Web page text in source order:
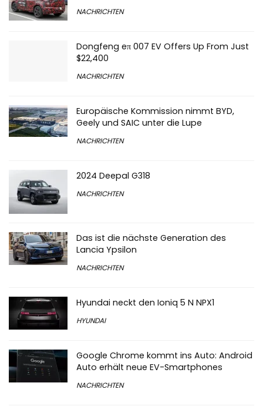
NACHRICHTEN
Dongfeng eπ 007 EV Offers Up From Just
$22,400
NACHRICHTEN
Europäische Kommission nimmt BYD,
Geely und SAIC unter die Lupe
NACHRICHTEN
2024 Deepal G318
NACHRICHTEN
Das ist die nächste Generation des
Lancia Ypsilon
NACHRICHTEN
Hyundai neckt den Ioniq 5 N NPX1
HYUNDAI
Google Chrome kommt ins Auto: Android
Auto erhält neue EV-Smartphones
NACHRICHTEN